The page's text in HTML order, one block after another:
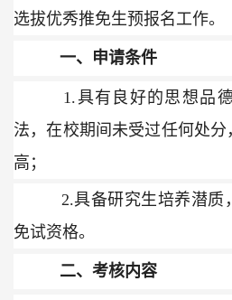
选拔优秀推免生预报名工作。
一、申请条件
1. 具有良好的思想品
法，在校期间未受过任何处
高；
2.具备研究生培养潜质
免试资格。
二、考核内容